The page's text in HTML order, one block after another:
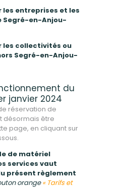
les entreprises et les
Segré-en-Anjou-
les collectivités ou
Segré-en-Anjou-
du
janvier 2024
réservation de
désormais être
page, en cliquant sur
de matériel
services vaut
présent règlement
orange« Tarifs et